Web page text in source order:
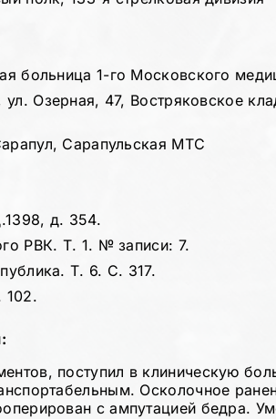
больница 1-го Московского
Озерная, 47, Востряковское
Сарапульская МТС
д. 354.
РВК. Т. 1. № записи: 7.
Т. 6. С. 317.
102.
поступил в клиническую
Осколочное
с ампутацией бедра.